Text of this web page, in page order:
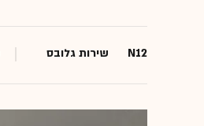
N12 שירות גלובס